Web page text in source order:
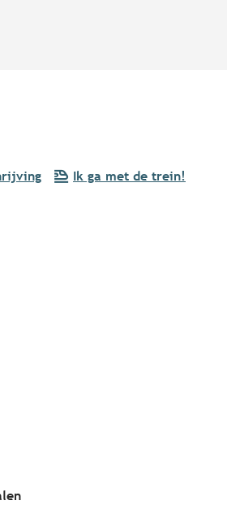
Ik ga met de trein!